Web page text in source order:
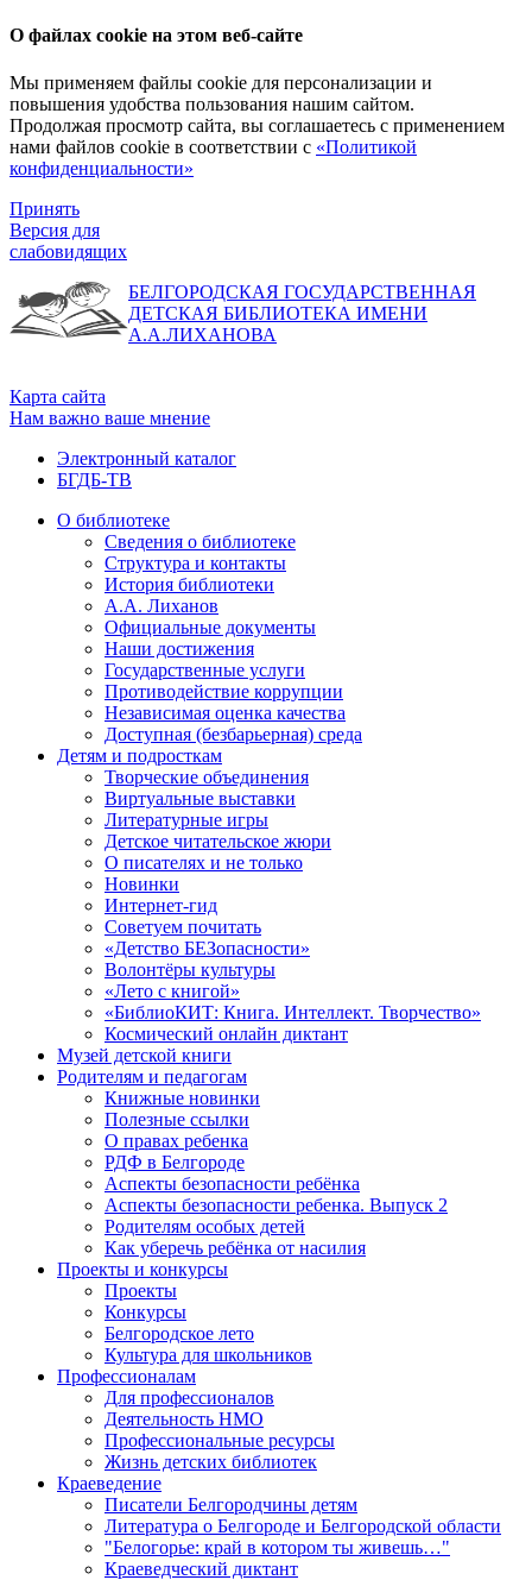
О файлах cookie на этом веб-сайте
Мы применяем файлы cookie для персонализации и
повышения удобства пользования нашим сайтом.
Продолжая просмотр сайта, вы соглашаетесь с применением
нами файлов cookie в соответствии с «Политикой
конфиденциальности»
Принять
Версия для
слабовидящих
БЕЛГОРОДСКАЯ ГОСУДАРСТВЕННАЯ
ДЕТСКАЯ БИБЛИОТЕКА ИМЕНИ
А.А.ЛИХАНОВА
Карта сайта
Нам важно ваше мнение
Электронный каталог
БГДБ-ТВ
О библиотеке
Сведения о библиотеке
Структура и контакты
История библиотеки
А.А. Лиханов
Официальные документы
Наши достижения
Государственные услуги
Противодействие коррупции
Независимая оценка качества
Доступная (безбарьерная) среда
Детям и подросткам
Творческие объединения
Виртуальные выставки
Литературные игры
Детское читательское жюри
О писателях и не только
Новинки
Интернет-гид
Советуем почитать
«Детство БЕЗопасности»
Волонтёры культуры
«Лето с книгой»
«БиблиоКИТ: Книга. Интеллект. Творчество»
Космический онлайн диктант
Музей детской книги
Родителям и педагогам
Книжные новинки
Полезные ссылки
О правах ребенка
РДФ в Белгороде
Аспекты безопасности ребёнка
Аспекты безопасности ребенка. Выпуск 2
Родителям особых детей
Как уберечь ребёнка от насилия
Проекты и конкурсы
Проекты
Конкурсы
Белгородское лето
Культура для школьников
Профессионалам
Для профессионалов
Деятельность НМО
Профессиональные ресурсы
Жизнь детских библиотек
Краеведение
Писатели Белгородчины детям
Литература о Белгороде и Белгородской области
"Белогорье: край в котором ты живешь…"
Краеведческий диктант